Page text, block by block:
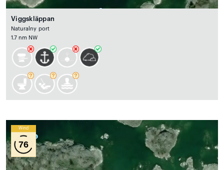
Viggskläppan
Naturalny port
1.7 nm NW
Wind
76